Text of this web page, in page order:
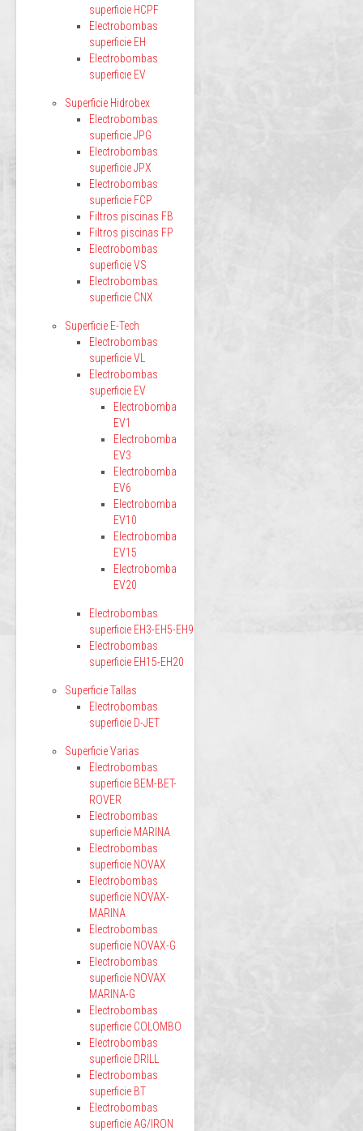
superficie HCPF
Electrobombas
superficie EH
Electrobombas
superficie EV
Superficie Hidrobex
Electrobombas
superficie JPG
Electrobombas
superficie JPX
Electrobombas
superficie FCP
Filtros piscinas FB
Filtros piscinas FP
Electrobombas
superficie VS
Electrobombas
superficie CNX
Superficie E-Tech
Electrobombas
superficie VL
Electrobombas
superficie EV
Electrobomba
EV1
Electrobomba
EV3
Electrobomba
EV6
Electrobomba
EV10
Electrobomba
EV15
Electrobomba
EV20
Electrobombas
superficie EH3-EH5-EH9
Electrobombas
superficie EH15-EH20
Superficie Tallas
Electrobombas
superficie D-JET
Superficie Varias
Electrobombas
superficie BEM-BET-
ROVER
Electrobombas
superficie MARINA
Electrobombas
superficie NOVAX
Electrobombas
superficie NOVAX-
MARINA
Electrobombas
superficie NOVAX-G
Electrobombas
superficie NOVAX
MARINA-G
Electrobombas
superficie COLOMBO
Electrobombas
superficie DRILL
Electrobombas
superficie BT
Electrobombas
superficie AG/IRON